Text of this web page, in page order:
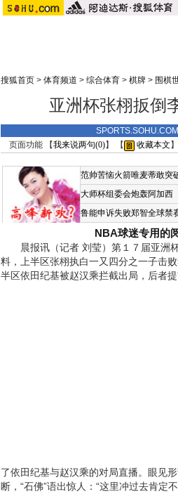
搜狐首页> 体育频道 > 综合体育> 棋牌> 围棋
亚洲杯张栩扳倒
页面功能 【我来说两句(0)】 【 收藏本文
范帅苦恼火箭唯麦蒂敢突
大师杯组委会炮轰阿加西
鲁能申诉失败郑智全球禁
NBA球迷专用的
晨报讯（记者 刘莹）第１７届亚洲杯
料，上半区张栩执白一又四分之一子击
半区依田纪基被赵汉乘拦截出局，后者提
了依田纪基与赵汉乘的对局直播。眼见
断，“石佛”语出惊人：“这里冲过去肯定